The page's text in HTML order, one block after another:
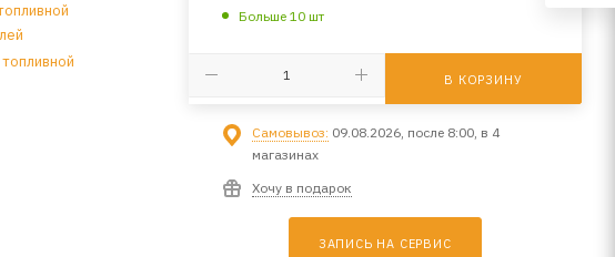
Больше 10 шт
В КОРЗИНУ
Самовывоз: 09.08.2026, после 8:00, в 4
магазинах
Хочу в подарок
ЗАПИСЬ НА СЕРВИС